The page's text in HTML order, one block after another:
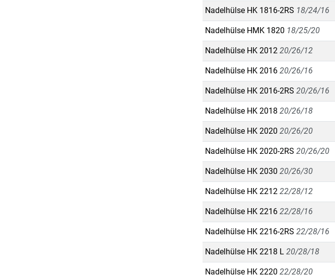
Nadelhülse HK 1816-2RS 18/24/16
Nadelhülse HMK 1820 18/25/20
Nadelhülse HK 2012 20/26/12
Nadelhülse HK 2016 20/26/16
Nadelhülse HK 2016-2RS 20/26/16
Nadelhülse HK 2018 20/26/18
Nadelhülse HK 2020 20/26/20
Nadelhülse HK 2020-2RS 20/26/20
Nadelhülse HK 2030 20/26/30
Nadelhülse HK 2212 22/28/12
Nadelhülse HK 2216 22/28/16
Nadelhülse HK 2216-2RS 22/28/16
Nadelhülse HK 2218 L 20/28/18
Nadelhülse HK 2220 22/28/20